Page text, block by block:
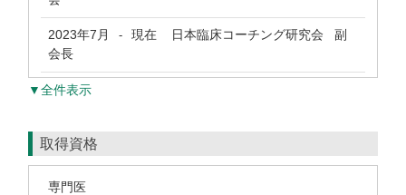
2023年7月 - 現在 日本臨床コーチング研究会 副
会長
▼全件表示
取得資格
専門医